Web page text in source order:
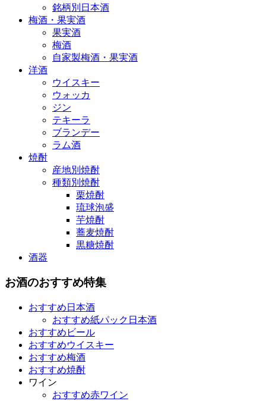
銘柄別日本酒
梅酒・果実酒
果実酒
梅酒
自家製梅酒・果実酒
洋酒
ウイスキー
ウォッカ
ジン
テキーラ
ブランデー
ラム酒
焼酎
産地別焼酎
種類別焼酎
栗焼酎
琉球泡盛
芋焼酎
蕎麦焼酎
黒糖焼酎
酒器
お酒のおすすめ特集
おすすめ日本酒
おすすめ紙パック日本酒
おすすめビール
おすすめウイスキー
おすすめ梅酒
おすすめ焼酎
ワイン
おすすめ赤ワイン